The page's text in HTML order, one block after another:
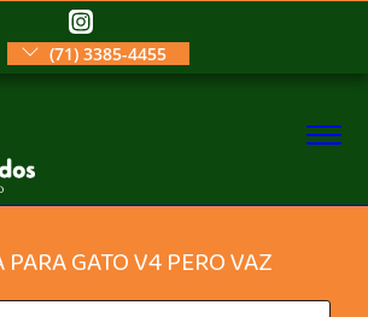
(71) 3385-4455
GATO V4 PERO VAZ